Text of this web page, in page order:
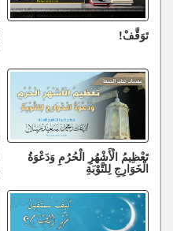
تَوَقَّفْ!
تَعْظِيمُ الْأَشْهُرِ الْحُرُمِ وَدَعْوَةُ
الْخَوَارِجِ لِلتَّوْبَةِ